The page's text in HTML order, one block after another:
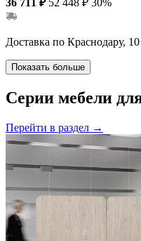
Доставка по Краснодару, 10
Показать больше
Серии мебели
Перейти в раздел →